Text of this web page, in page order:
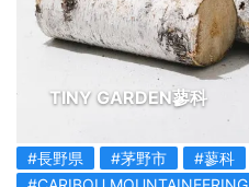
TINY GARDEN蓼科
#長野県 #茅野市 #蓼科